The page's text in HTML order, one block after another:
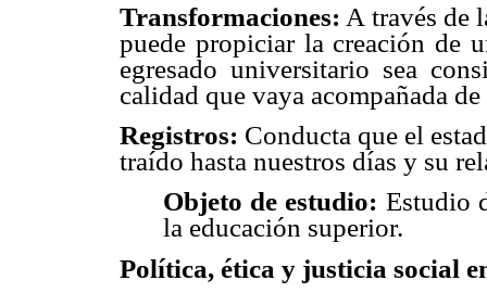
Transformaciones: A través de
puede propiciar la creación de
egresado universitario sea
calidad que vaya acompañada
Registros: Conducta que el
traído hasta nuestros días y su
Objeto de estudio: Estudio
la educación superior.
Política, ética y justicia social